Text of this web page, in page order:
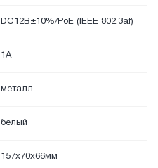
DC12В±10%/PoE (IEEE 802.3af)
1A
металл
белый
157х70x66мм